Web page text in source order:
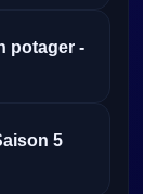
potager -
5